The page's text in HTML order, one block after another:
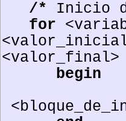
/* Inicio
for
<valor_final>
begin